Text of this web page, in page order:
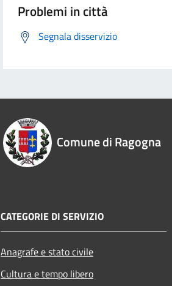
Problemi in città
Segnala disservizio
Comune di Ragogna
CATEGORIE DI SERVIZIO
Anagrafe e stato civile
Cultura e tempo libero